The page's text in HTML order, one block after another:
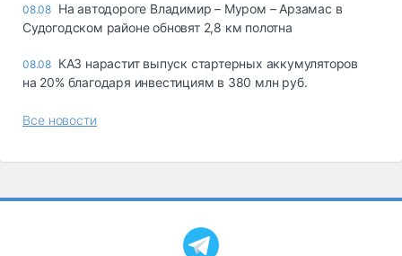
08.08 На автодороге Владимир – Муром – Арзамас в
Судогодском районе обновят 2,8 км полотна
08.08 КАЗ нарастит выпуск стартерных аккумуляторов
на 20% благодаря инвестициям в 380 млн руб.
Все новости